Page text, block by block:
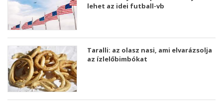
lehet az idei futball-vb
Taralli: az olasz nasi, ami elvarázsolja
az ízlelőbimbókat